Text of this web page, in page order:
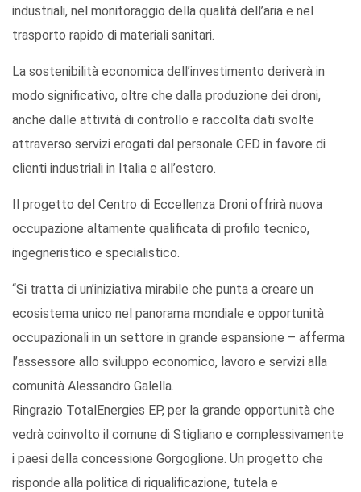
industriali, nel monitoraggio della qualità dell’aria e nel
trasporto rapido di materiali sanitari.
La sostenibilità economica dell’investimento deriverà in
modo significativo, oltre che dalla produzione dei droni,
anche dalle attività di controllo e raccolta dati svolte
attraverso servizi erogati dal personale CED in favore di
clienti industriali in Italia e all’estero.
Il progetto del Centro di Eccellenza Droni offrirà nuova
occupazione altamente qualificata di profilo tecnico,
ingegneristico e specialistico.
“Si tratta di un’iniziativa mirabile che punta a creare un
ecosistema unico nel panorama mondiale e opportunità
occupazionali in un settore in grande espansione – afferma
l’assessore allo sviluppo economico, lavoro e servizi alla
comunità Alessandro Galella.
Ringrazio TotalEnergies EP, per la grande opportunità che
vedrà coinvolto il comune di Stigliano e complessivamente
i paesi della concessione Gorgoglione. Un progetto che
risponde alla politica di riqualificazione, tutela e